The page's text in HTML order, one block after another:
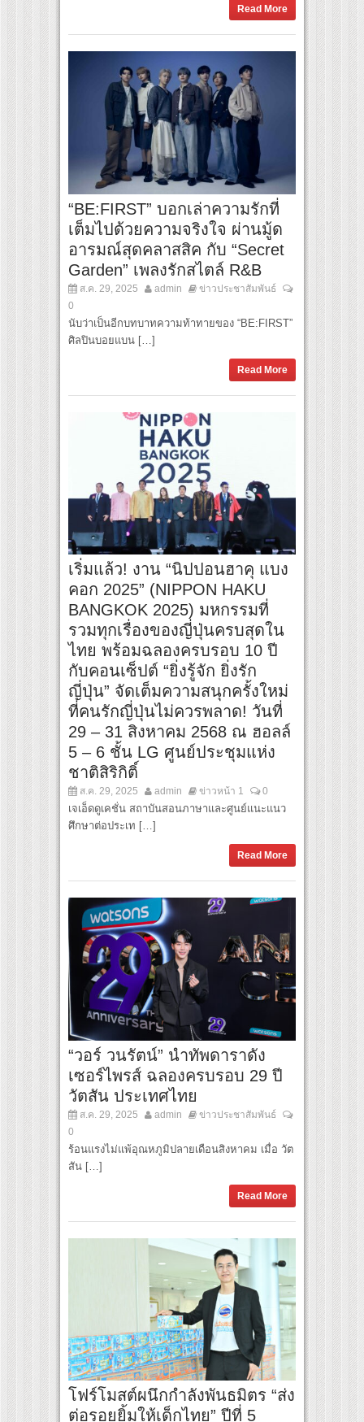
Read More
“BE:FIRST” บอกเล่าความรักที่
เต็มไปด้วยความจริงใจ ผ่านมู้ด
อารมณ์สุดคลาสสิค กับ “Secret
Garden” เพลงรักสไตล์ R&B
ส.ค. 29, 2025 admin
ข่าวประชาสัมพันธ์
0
นับว่าเป็นอีกบทบาทความท้าทายของ “BE:FIRST”
ศิลปินบอยแบน […]
Read More
เริ่มแล้ว! งาน “นิปปอนฮาคุ แบง
คอก 2025” (NIPPON HAKU
BANGKOK 2025) มหกรรมที่
รวมทุกเรื่องของญี่ปุ่นครบสุดใน
ไทย พร้อมฉลองครบรอบ 10 ปี
กับคอนเซ็ปต์ “ยิ่งรู้จัก ยิ่งรัก
ญี่ปุ่น” จัดเต็มความสนุกครั้งใหม่
ที่คนรักญี่ปุ่นไม่ควรพลาด! วันที่
29 – 31 สิงหาคม 2568 ณ ฮอลล์
5 – 6 ชั้น LG ศูนย์ประชุมแห่ง
ชาติสิริกิติ์
ส.ค. 29, 2025 admin ข่าวหน้า 1 0
เจเอ็ดดูเคชั่น สถาบันสอนภาษาและศูนย์แนะแนว
ศึกษาต่อประเท […]
Read More
“วอร์ วนรัตน์” นำทัพดาราดัง
เซอร์ไพรส์ ฉลองครบรอบ 29 ปี
วัตสัน ประเทศไทย
ส.ค. 29, 2025 admin
ข่าวประชาสัมพันธ์
0
ร้อนแรงไม่แพ้อุณหภูมิปลายเดือนสิงหาคม เมื่อ วัต
สัน […]
Read More
โฟร์โมสต์ผนึกกำลังพันธมิตร “ส่ง
ต่อรอยยิ้มให้เด็กไทย” ปีที่ 5